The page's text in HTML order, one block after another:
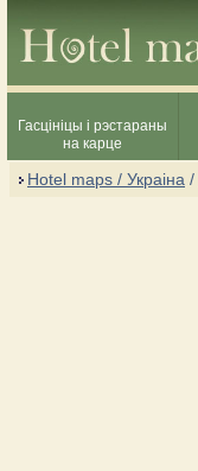
Гасцініцы і рэстараны
на карце
Hotel maps / Украіна /